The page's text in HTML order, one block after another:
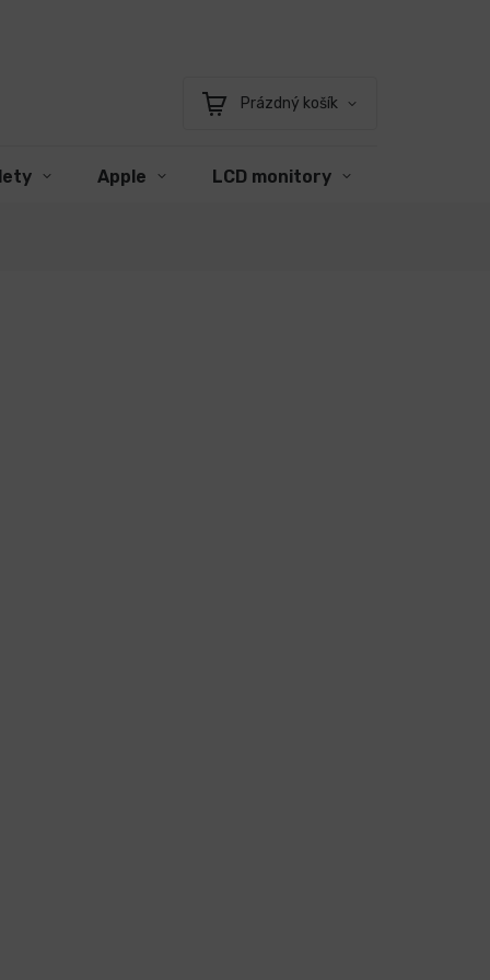
Nákupní
Prázdný košík
Apple LCD monitory